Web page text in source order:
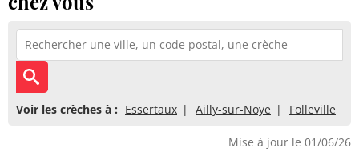
Voir les crèches à : Essertaux Ailly-sur-Noye Folleville
Mise à jour le 01/06/26